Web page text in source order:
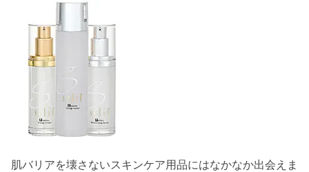
肌バリアを壊さないスキンケア用品にはなかなか出会えま